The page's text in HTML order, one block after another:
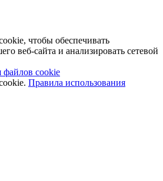
чтобы обеспечивать
веб-сайта и анализировать сетевой
файлов cookie
Правила использования